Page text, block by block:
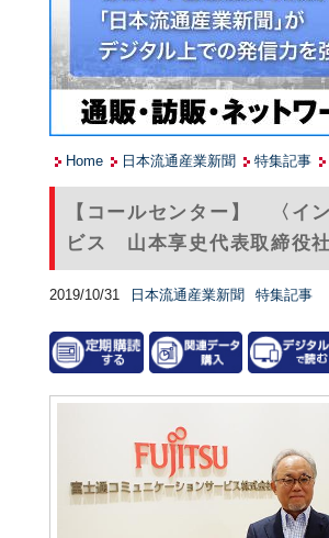
Home 日本流通産業新聞 特集記事
【コールセンター】 〈イ
ビス 山本享史代表取締役
2019/10/31 日本流通産業新聞 特集記事